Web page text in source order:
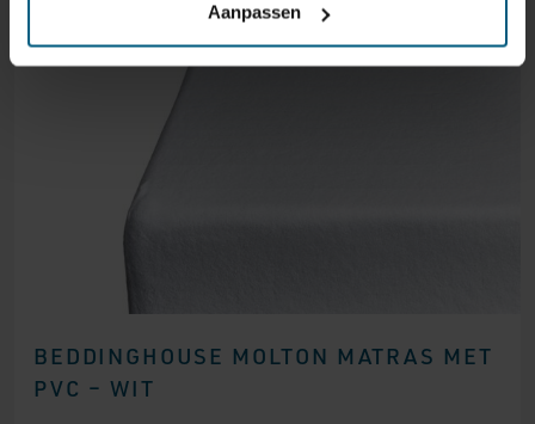
Aanpassen
BEDDINGHOUSE MOLTON MATRAS MET
PVC – WIT